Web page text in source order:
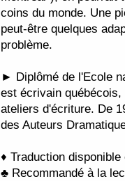
coins du monde. Une
peut-être quelques
problème.
► Diplômé de l'Ecole
est écrivain
ateliers d'écriture. De
des Auteurs
♦ Traduction
♣ Recommandé à la